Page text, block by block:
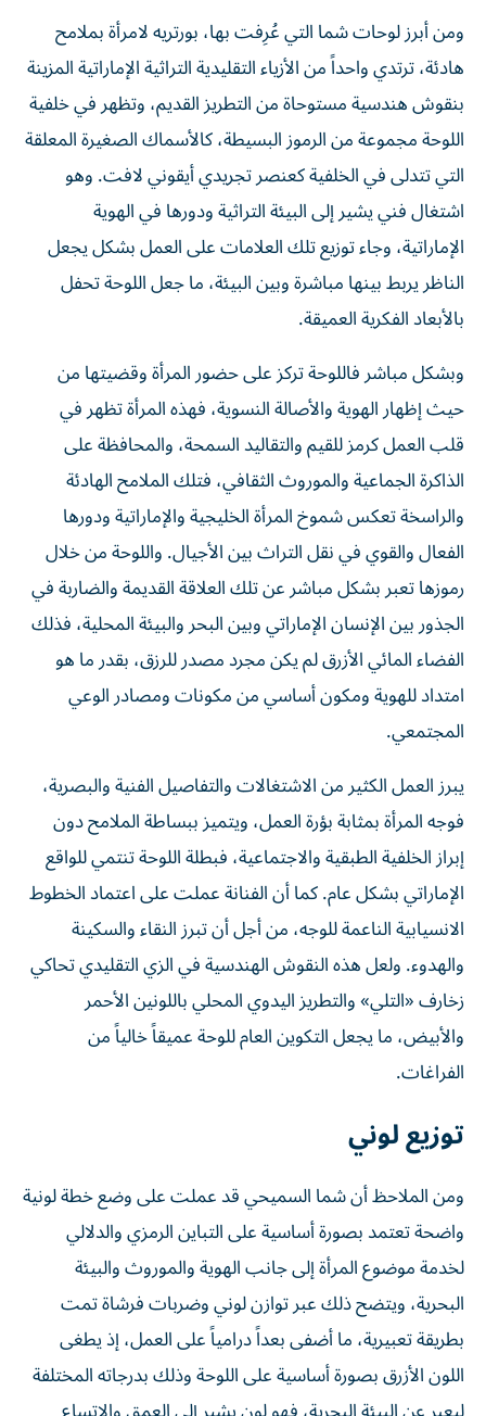
ومن أبرز لوحات شما التي عُرِفت بها، بورتريه لامرأة بملامح
هادئة، ترتدي واحداً من الأزياء التقليدية التراثية الإماراتية المزينة
بنقوش هندسية مستوحاة من التطريز القديم، وتظهر في خلفية
اللوحة مجموعة من الرموز البسيطة، كالأسماك الصغيرة المعلقة
التي تتدلى في الخلفية كعنصر تجريدي أيقوني لافت. وهو
اشتغال فني يشير إلى البيئة التراثية ودورها في الهوية
الإماراتية، وجاء توزيع تلك العلامات على العمل بشكل يجعل
الناظر يربط بينها مباشرة وبين البيئة، ما جعل اللوحة تحفل
بالأبعاد الفكرية العميقة.
وبشكل مباشر فاللوحة تركز على حضور المرأة وقضيتها من
حيث إظهار الهوية والأصالة النسوية، فهذه المرأة تظهر في
قلب العمل كرمز للقيم والتقاليد السمحة، والمحافظة على
الذاكرة الجماعية والموروث الثقافي، فتلك الملامح الهادئة
والراسخة تعكس شموخ المرأة الخليجية والإماراتية ودورها
الفعال والقوي في نقل التراث بين الأجيال. واللوحة من خلال
رموزها تعبر بشكل مباشر عن تلك العلاقة القديمة والضاربة في
الجذور بين الإنسان الإماراتي وبين البحر والبيئة المحلية، فذلك
الفضاء المائي الأزرق لم يكن مجرد مصدر للرزق، بقدر ما هو
امتداد للهوية ومكون أساسي من مكونات ومصادر الوعي
المجتمعي.
يبرز العمل الكثير من الاشتغالات والتفاصيل الفنية والبصرية،
فوجه المرأة بمثابة بؤرة العمل، ويتميز ببساطة الملامح دون
إبراز الخلفية الطبقية والاجتماعية، فبطلة اللوحة تنتمي للواقع
الإماراتي بشكل عام. كما أن الفنانة عملت على اعتماد الخطوط
الانسيابية الناعمة للوجه، من أجل أن تبرز النقاء والسكينة
والهدوء. ولعل هذه النقوش الهندسية في الزي التقليدي تحاكي
زخارف «التلي» والتطريز اليدوي المحلي باللونين الأحمر
والأبيض، ما يجعل التكوين العام للوحة عميقاً خالياً من
الفراغات.
توزيع لوني
ومن الملاحظ أن شما السميحي قد عملت على وضع خطة لونية
واضحة تعتمد بصورة أساسية على التباين الرمزي والدلالي
لخدمة موضوع المرأة إلى جانب الهوية والموروث والبيئة
البحرية، ويتضح ذلك عبر توازن لوني وضربات فرشاة تمت
بطريقة تعبيرية، ما أضفى بعداً درامياً على العمل، إذ يطغى
اللون الأزرق بصورة أساسية على اللوحة وذلك بدرجاته المختلفة